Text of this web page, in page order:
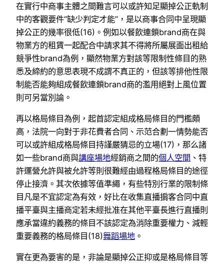
在實行中商事主體之間難言可以或許知足顯掉公正軌制
中的客觀要件“缺少判定才能”，是以商事合同中呈現顯
掉公正的幾率很低(16)。例如以餐飲連鎖brand商在與
物業方的租賃一起配合中請求其不得將所屬展面出租給
競爭性brand為例，顯然物業方對該等限制性條目的熟
悉及締約的意思表現不成謂不真正的，但該等排他性限
制能否能夠組成餐飲連鎖brand商的濫用絕對上風位置
則可另當別論。
再以格局條目為例，起首認定組成格局條目的門檻頗
高，法院一向對于非花費者合同、示范合劃一情勢能否
可以或許組成格局條目持謹嚴猜忌的立場(17)，那么諸
如一些brand商與講座場地經銷商之間的個人空間 、特
許運營允許與被允許等則很難經由過程格局條目的途徑
停止接濟。其次依據等值準繩，有些特別行業的限制條
目凡是不宜認定為有效，好比在收集直播掮客合同中直
播平臺與主播商定若未經批准在其他平臺長進行直播則
應承當違約義務的條目不該認定為消除重要權力、減輕
重要義務的格局條目(18)舞蹈場地 。
實在更為要害的是，非論是顯掉公正抑或是格局條目等